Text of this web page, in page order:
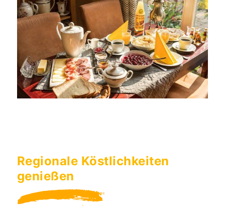
Regionale Köstlichkeiten
genießen